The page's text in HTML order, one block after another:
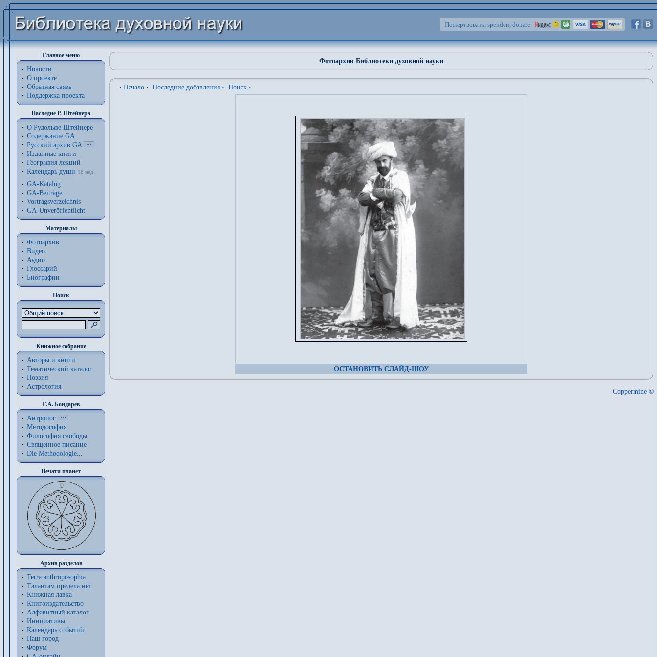
Пожертвовать, spenden, donate
Главное меню
Новости
О проекте
Обратная связь
Поддержка проекта
Наследие Р. Штейнера
О Рудольфе Штейнере
Содержание GA
Русский архив GA
Изданные книги
География лекций
Календарь души
18 нед.
GA-Katalog
GA-Beiträge
Vortragsverzeichnis
GA-Unveröffentlicht
Материалы
Фотоархив
Видео
Аудио
Глоссарий
Биографии
Поиск
Книжное собрание
Авторы и книги
Тематический каталог
Поэзия
Астрология
Г.А. Бондарев
Антропос
Методософия
Философия cвободы
Священное писание
Die Methodologie...
Печати планет
Архив разделов
Terra anthroposophia
Талантам предела нет
Книжная лавка
Книгоиздательство
Алфавитный каталог
Инициативы
Календарь событий
Наш город
Форум
Фотоархив Библиотеки духовной науки
· Начало · Последние добавления · Поиск ·
ОСТАНОВИТЬ СЛАЙД-ШОУ
Coppermine ©